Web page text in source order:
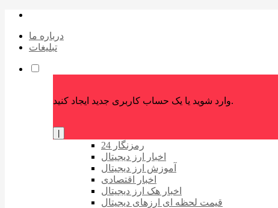
درباره ما
تبلیغات
وارد شوید یا یک حساب کاربری جدید ایجاد کنید.
رمزنگار 24
اخبار ارز دیجیتال
آموزش ارز دیجیتال
اخبار اقتصادی
اخبار هک ارز دیجیتال
قیمت لحظه ای ارزهای دیجیتال